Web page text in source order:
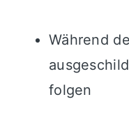
Während
folgen